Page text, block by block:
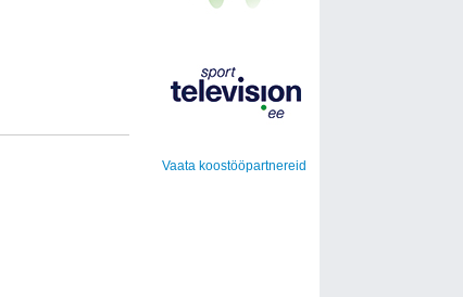
Vaata koostööpartnereid